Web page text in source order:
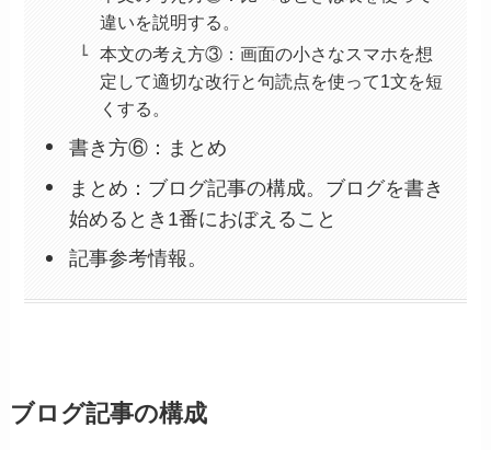
違いを説明する。
本文の考え方③：画面の小さなスマホを想
定して適切な改行と句読点を使って1文を短
くする。
書き方⑥：まとめ
まとめ：ブログ記事の構成。ブログを書き
始めるとき1番におぼえること
記事参考情報。
ブログ記事の構成